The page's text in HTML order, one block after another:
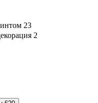
23
2